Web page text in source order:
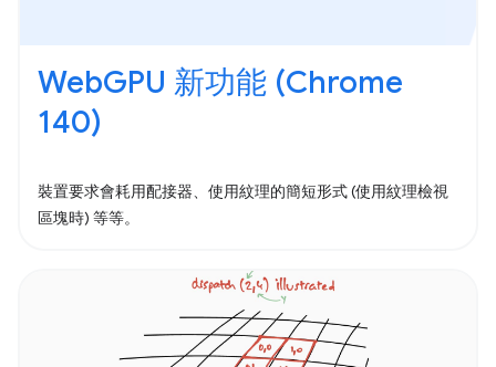
WebGPU 新功能 (Chrome
140)
裝置要求會耗用配接器、使用紋理的簡短形式 (使用紋理檢視
區塊時) 等等。